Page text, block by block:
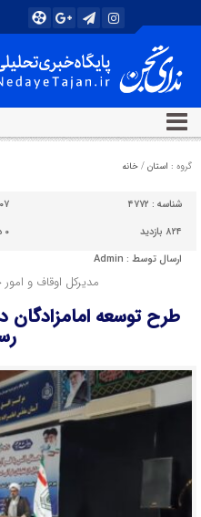
گروه : استان / خانه
شناسه : ۴۷۷۲
۰۷ شهریور ۱۴۰۱ - ۱۶:۱۴
۸۲۴ بازدید
۰
ارسال توسط : Admin
مدیرکل اوقاف و امور
طرح توسعه